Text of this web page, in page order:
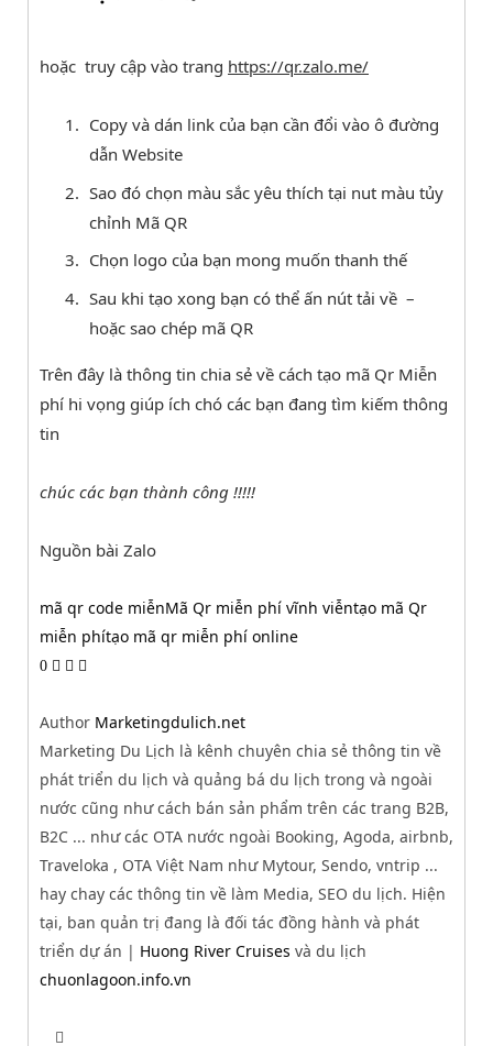
hoặc truy cập vào trang https://qr.zalo.me/
Copy và dán link của bạn cần đổi vào ô đường
dẫn Website
Sao đó chọn màu sắc yêu thích tại nut màu tủy
chỉnh Mã QR
Chọn logo của bạn mong muốn thanh thế
Sau khi tạo xong bạn có thể ấn nút tải về –
hoặc sao chép mã QR
Trên đây là thông tin chia sẻ về cách tạo mã Qr Miễn
phí hi vọng giúp ích chó các bạn đang tìm kiếm thông
tin
chúc các bạn thành công !!!!!
Nguồn bài Zalo
mã qr code miễnMã Qr miễn phí vĩnh viễntạo mã Qr
miễn phítạo mã qr miễn phí online
0
Author Marketingdulich.net
Marketing Du Lịch là kênh chuyên chia sẻ thông tin về
phát triển du lịch và quảng bá du lịch trong và ngoài
nước cũng như cách bán sản phẩm trên các trang B2B,
B2C ... như các OTA nước ngoài Booking, Agoda, airbnb,
Traveloka , OTA Việt Nam như Mytour, Sendo, vntrip ...
hay chay các thông tin về làm Media, SEO du lịch. Hiện
tại, ban quản trị đang là đối tác đồng hành và phát
triển dự án | Huong River Cruises và du lịch
chuonlagoon.info.vn